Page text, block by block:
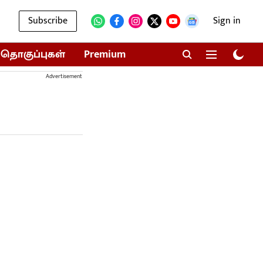
Subscribe Sign in
தொகுப்புகள் Premium
Advertisement